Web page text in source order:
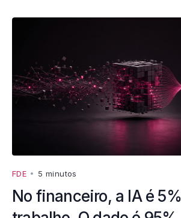
FDE • 5 minutos
No financeiro, a IA é